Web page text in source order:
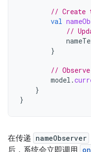
// Create
val
//
}
//
model .
}
}
在传递 nameObserver
后，系统会立即调用